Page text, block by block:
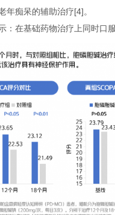
年痴呆的辅助治疗[4]。
：在基础药物治疗上同时口